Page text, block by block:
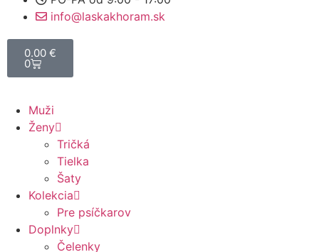
info@laskakhoram.sk
0.00 €
0
Muži
Ženy
Tričká
Tielka
Šaty
Kolekcia
Pre psíčkarov
Doplnky
Čelenky